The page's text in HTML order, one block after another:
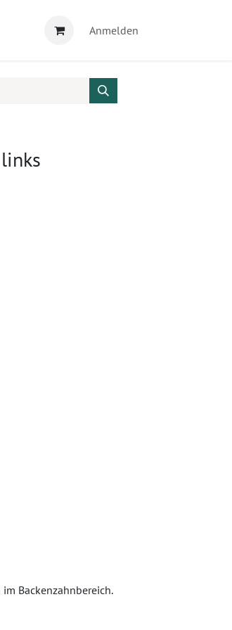
Anmelden
Backenzahnbereich.